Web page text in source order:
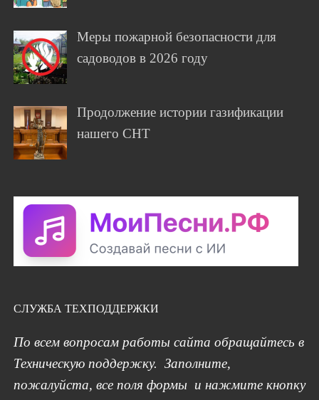
Меры пожарной безопасности для
садоводов в 2026 году
Продолжение истории газификации
нашего СНТ
СЛУЖБА ТЕХПОДДЕРЖКИ
По всем вопросам работы сайта обращайтесь в
Техническую поддержку. Заполните,
пожалуйста, все поля формы и нажмите кнопку